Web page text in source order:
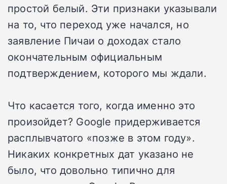
простой белый. Эти признаки указывали
на то, что переход уже начался, но
заявление Пичаи о доходах стало
окончательным официальным
подтверждением, которого мы ждали.
Что касается того, когда именно это
произойдет? Google придерживается
расплывчатого «позже в этом году».
Никаких конкретных дат указано не
было, что довольно типично для